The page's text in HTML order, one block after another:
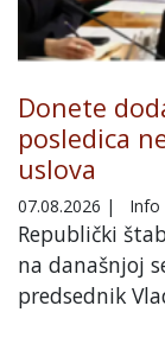
Donete
posledica
uslova
07.08.2026 | Info
Republički
na današnjoj
predsednik